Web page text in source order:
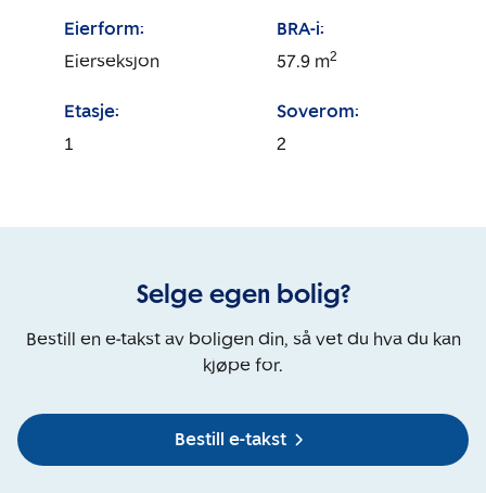
Eierform:
Eierseksjon
BRA-i:
57.9 m2
Etasje:
1
Soverom:
2
Selge egen bolig?
Bestill en e-takst av boligen din, så vet du hva du kan
kjøpe for.
Bestill e-takst